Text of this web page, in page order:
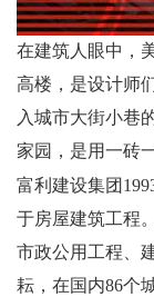
在建筑人眼中，
高楼，是设计师
入城市大街小巷
家园，是用一砖
富利建设集团
于房屋建筑工程
市政公用工程、
耘，在国内86个